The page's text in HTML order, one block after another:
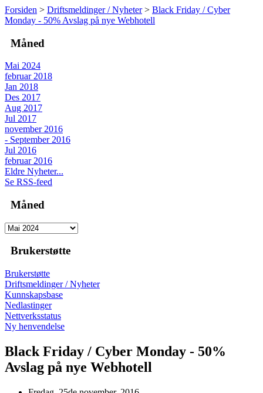
Forsiden > Driftsmeldinger / Nyheter> Black Friday / Cyber
Monday - 50% Avslag på nye Webhotell
Måned
Mai 2024
februar 2018
Jan 2018
Des 2017
Aug 2017
Jul 2017
november 2016
- September 2016
Jul 2016
februar 2016
Eldre Nyheter...
Se RSS-feed
Måned
Brukerstøtte
Brukerstøtte
Driftsmeldinger / Nyheter
Kunnskapsbase
Nedlastinger
Nettverksstatus
Ny henvendelse
Black Friday / Cyber Monday - 50%
Avslag på nye Webhotell